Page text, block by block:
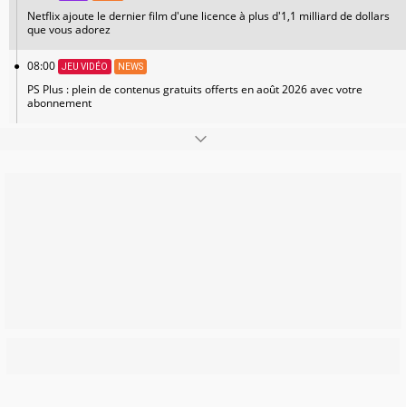
Netflix ajoute le dernier film d'une licence à plus d'1,1 milliard de dollars
que vous adorez
08:00 JEU VIDÉO NEWS
PS Plus : plein de contenus gratuits offerts en août 2026 avec votre
abonnement